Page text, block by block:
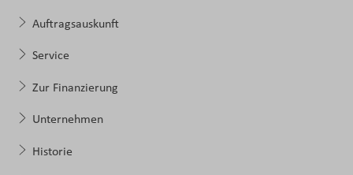
Auftragsauskunft
Service
Zur Finanzierung
Unternehmen
Historie